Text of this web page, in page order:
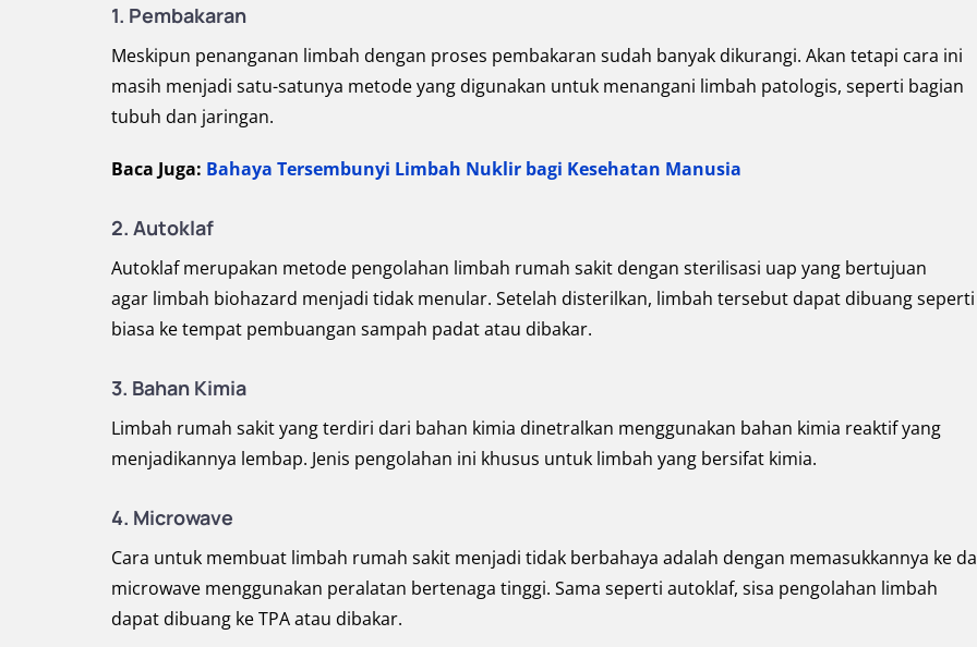
1. Pembakaran
Meskipun penanganan limbah dengan proses pembakaran sudah banyak dikurangi. Akan tetapi cara ini
masih menjadi satu-satunya metode yang digunakan untuk menangani limbah patologis, seperti bagian
tubuh dan jaringan.
Baca Juga: Bahaya Tersembunyi Limbah Nuklir bagi Kesehatan Manusia
2. Autoklaf
Autoklaf merupakan metode pengolahan limbah rumah sakit dengan sterilisasi uap yang bertujuan
agar limbah biohazard menjadi tidak menular. Setelah disterilkan, limbah tersebut dapat dibuang seperti
biasa ke tempat pembuangan sampah padat atau dibakar.
3. Bahan Kimia
Limbah rumah sakit yang terdiri dari bahan kimia dinetralkan menggunakan bahan kimia reaktif yang
menjadikannya lembap. Jenis pengolahan ini khusus untuk limbah yang bersifat kimia.
4. Microwave
Cara untuk membuat limbah rumah sakit menjadi tidak berbahaya adalah dengan memasukkannya ke
microwave menggunakan peralatan bertenaga tinggi. Sama seperti autoklaf, sisa pengolahan limbah
dapat dibuang ke TPA atau dibakar.